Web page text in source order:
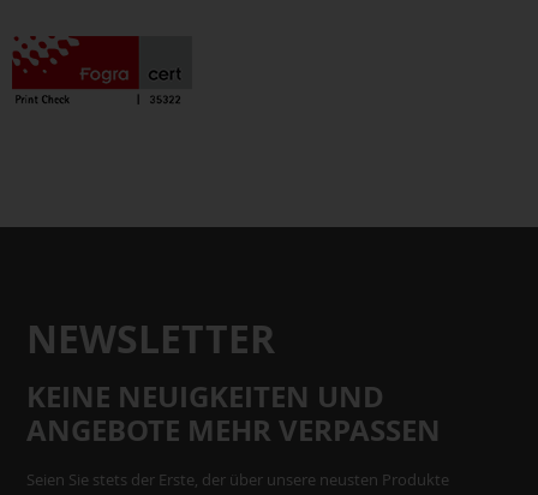
NEWSLETTER
KEINE NEUIGKEITEN UND
ANGEBOTE MEHR VERPASSEN
Seien Sie stets der Erste, der über unsere neusten Produkte